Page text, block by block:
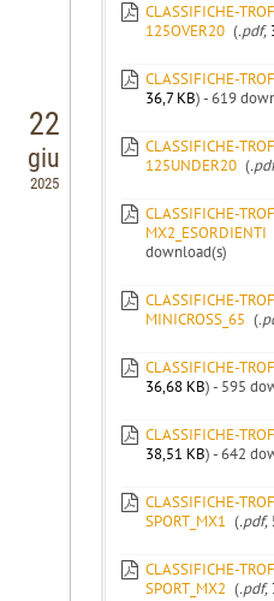
22
giu
2025
CLASSIFICHE-
125OVER20 (.pdf,
CLASSIFICHE-
36,7 KB) - 619
CLASSIFICHE-
125UNDER20 (
CLASSIFICHE-
MX2_ESORDIENTI
download(s)
CLASSIFICHE-
MINICROSS_65 (
CLASSIFICHE-
36,68 KB) - 595
CLASSIFICHE-
38,51 KB) - 642
CLASSIFICHE-
SPORT_MX1 (.pdf,
CLASSIFICHE-
SPORT_MX2 (.pdf,